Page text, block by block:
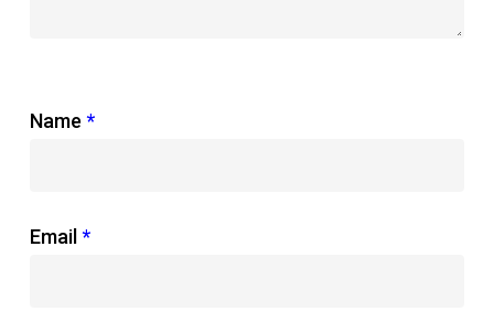
Name *
Email*